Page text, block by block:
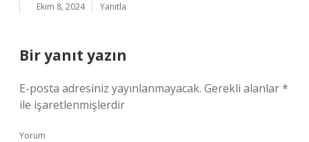
Ekim 8, 2024 Yanıtla
Bir yanıt yazın
E-posta adresiniz yayınlanmayacak. Gerekli alanlar*
ile işaretlenmişlerdir
Yorum